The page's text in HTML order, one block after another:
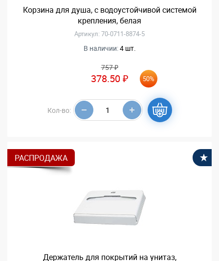
Корзина для душа, с водоустойчивой системой
крепления, белая
Артикул: 70-0711-8874-5
В наличии:4 шт.
757 ₽
378.50 ₽ 50%
Кол-во:
РАСПРОДАЖА
Держатель для покрытий на унитаз,